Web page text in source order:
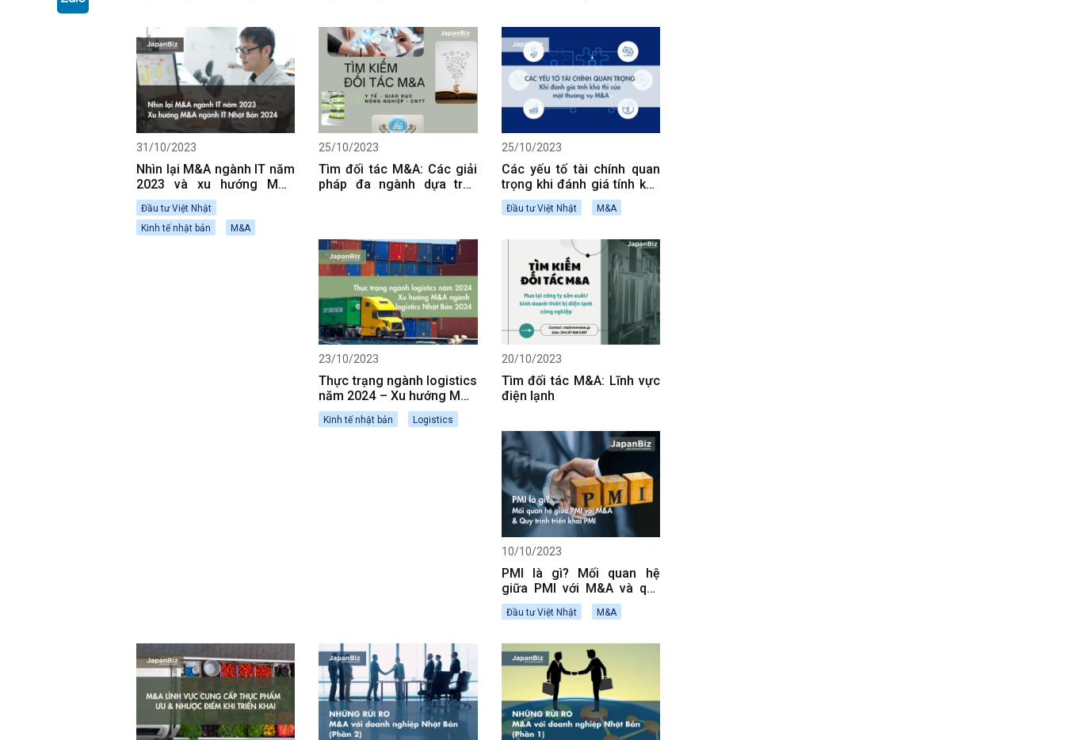
31/10/2023
Nhìn lại M&A ngành IT năm
2023 và xu hướng M&A
ngành IT Nhật Bản 2024
Đầu tư Việt Nhật
Kinh tế nhật bản
M&A
25/10/2023
Tìm đối tác M&A: Các giải
pháp đa ngành dựa trên
25/10/2023
Các yếu tố tài chính quan
trọng khi đánh giá tính khả
thi của một thương vụ M&A
Đầu tư Việt Nhật M&A
23/10/2023
Thực trạng ngành logistics
năm 2024 – Xu hướng M&A
ngành logistics Nhật Bản
2024
Kinh tế nhật bản Logistics
20/10/2023
Tìm đối tác M&A: Lĩnh vực
điện lạnh
10/10/2023
PMI là gì? Mối quan hệ
giữa PMI với M&A và quy
trình triển khai PMI
Đầu tư Việt Nhật M&A